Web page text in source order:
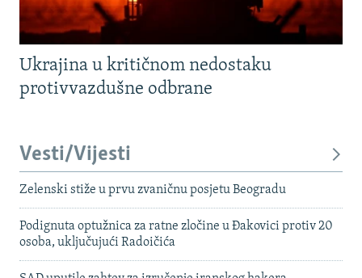
Ukrajina u kritičnom nedostaku
protivvazdušne odbrane
Vesti/Vijesti
Zelenski stiže u prvu zvaničnu posjetu Beogradu
Podignuta optužnica za ratne zločine u Đakovici protiv 20
osoba, uključujući Radoičića